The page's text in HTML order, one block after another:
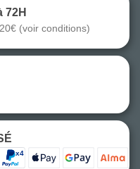
72H
(voir conditions)